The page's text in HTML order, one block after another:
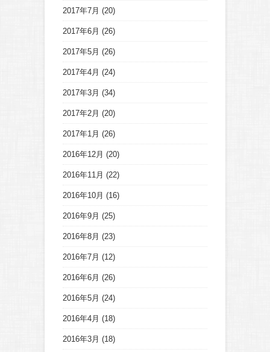
2017年7月 (20)
2017年6月 (26)
2017年5月 (26)
2017年4月 (24)
2017年3月 (34)
2017年2月 (20)
2017年1月 (26)
2016年12月 (20)
2016年11月 (22)
2016年10月 (16)
2016年9月 (25)
2016年8月 (23)
2016年7月 (12)
2016年6月 (26)
2016年5月 (24)
2016年4月 (18)
2016年3月 (18)